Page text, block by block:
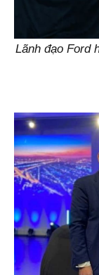
Lãnh đạo Ford